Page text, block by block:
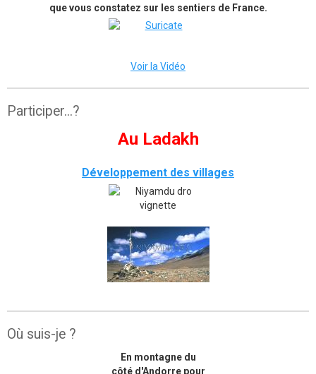
que vous constatez sur les sentiers de France.
Voir la Vidéo
Participer...?
Au Ladakh
Développement des villages
Où suis-je ?
En montagne du
côté d'Andorre pour